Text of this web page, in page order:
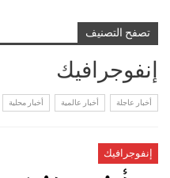
تصفح التصنيف
إنفوجرافيك
أخبار عاجلة أخبار عالمية أخبار محلية
إنفوجرافيك